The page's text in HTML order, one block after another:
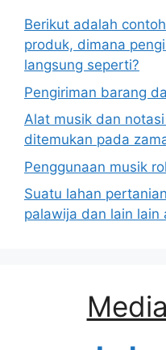
Berikut adalah
produk, dimana
langsung seperti?
Pengiriman barang
Alat musik dan
ditemukan pada
Penggunaan musik
Suatu lahan
palawija dan lain lain